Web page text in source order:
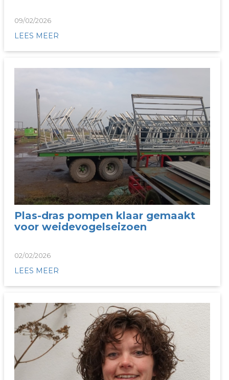
09/02/2026
LEES MEER
Plas-dras pompen klaar gemaakt
voor weidevogelseizoen
02/02/2026
LEES MEER